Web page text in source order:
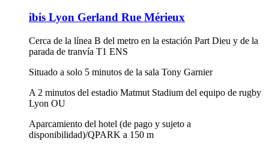
ibis Lyon Gerland Rue Mérieux
Cerca de la línea B del metro en la estación Part Dieu y de la
parada de tranvía T1 ENS
Situado a solo 5 minutos de la sala Tony Garnier
A 2 minutos del estadio Matmut Stadium del equipo de rugby
Lyon OU
Aparcamiento del hotel (de pago y sujeto a
disponibilidad)/QPARK a 150 m